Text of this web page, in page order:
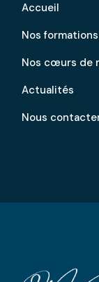
Accueil
Nos
Nos cœurs de
Actualités
Nous